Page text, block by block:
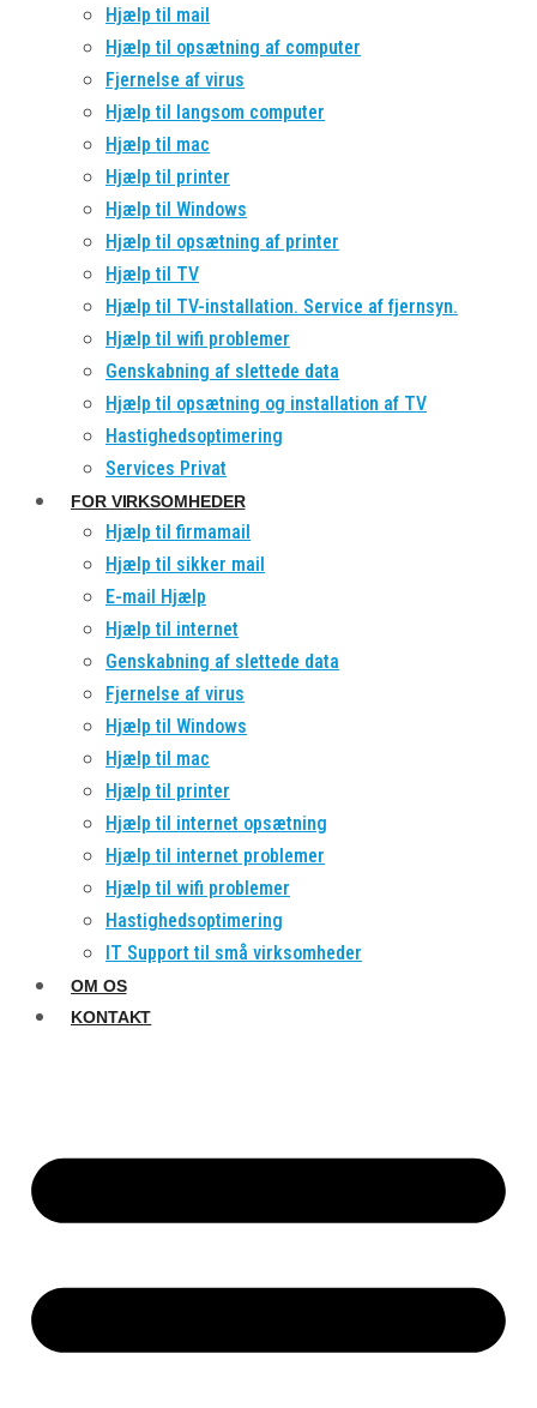
Hjælp til mail
Hjælp til opsætning af computer
Fjernelse af virus
Hjælp til langsom computer
Hjælp til mac
Hjælp til printer
Hjælp til Windows
Hjælp til opsætning af printer
Hjælp til TV
Hjælp til TV-installation. Service af fjernsyn.
Hjælp til wifi problemer
Genskabning af slettede data
Hjælp til opsætning og installation af TV
Hastighedsoptimering
Services Privat
FOR VIRKSOMHEDER
Hjælp til firmamail
Hjælp til sikker mail
E-mail Hjælp
Hjælp til internet
Genskabning af slettede data
Fjernelse af virus
Hjælp til Windows
Hjælp til mac
Hjælp til printer
Hjælp til internet opsætning
Hjælp til internet problemer
Hjælp til wifi problemer
Hastighedsoptimering
IT Support til små virksomheder
OM OS
KONTAKT